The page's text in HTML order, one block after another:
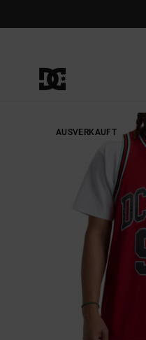
AUSVERKAUFT